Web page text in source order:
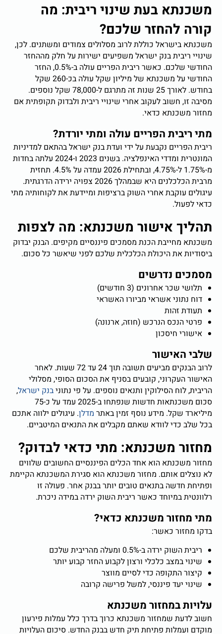
משכנתא בעת שינוי ריבית: מה
קורה להחזר שלכם?
משכנתא בישראל כוללת לרוב מסלולים צמודים ומשתנים. לכן,
שינויי ריבית בנק ישראל משפיעים ישירות על חלק מההחזר
החודשי שלכם. כאשר ריבית הפריים עולה ב-0.5%, החזר
החודשי על משכנתא של מיליון שקל עולה בכ-260 שקל
בחודש. לאורך 25 שנות זה מתרגם ל-78,000 שקל נוספים.
מסיבה זו, חשוב לעקוב אחרי שינויי ריבית ולבדוק תקופתית אם
מחזור משכנתא כדאי.
מתי ריבית הפריים עולה ומתי יורדת?
ריבית הפריים נקבעת על ידי ועדת בנק ישראל בהתאם למדיניות
המונטרית ומדדי האינפלציה. בשנים 2023 ו-2024 עלתה בחדות
מ-1.75% ל-4.75%, ובתחילת 2026 עמדה על 4.5%. תחזית
מרבית הכלכלנים היא שבמהלך 2026 צפויה ירידה הדרגתית.
עיגולים עוקבת אחרי השוק ברציפות ומיידעת את לקוחותיה מתי
כדאי לפעול.
תהליך אישור משכנתא: מה לצפות
משכנתא מחייבת הכנת מסמכים פיננסיים מקיפים. הבנק יבדוק
ביסודיות את היכולת הכלכלית שלכם לפני שיאשר כל סכום.
מסמכים נדרשים
תלושי שכר אחרונים (3 חודשים)
דוח נתוני אשראי מביורו האשראי
תעודת זהות
פרטי הנכס הנרכש (חוזה, ארנונה)
אישורי חיסכון
שלבי האישור
לרוב הבנקים מביעים תשובה תוך 24 עד 72 שעות. לאחר
האישור העקרוני, קובעים בסניף את הסכום הסופי, מסלולי
הריבית, לוח הסילוקין ותנאים נוספים. על פי נתוניבנק ישראל,
סכום משכנתאות חדשות שנפתחו ב-2025 עמד על כ-75
מיליארד שקל. מידע נוסף זמין באתר מדלן. עיגולים ילווה אתכם
בכל שלב כדי לוודא שאתם מקבלים את התנאים המיטביים.
מחזור משכנתא: מתי כדאי לבדוק?
מחזור משכנתא הוא אחד הכלים הפיננסיים החשובים שלווים
לא נוצלים אותם. מחזור משכנתא הוא סגירת המשכנתא הקיימת
ופתיחת חדשה בתנאים טובים יותר בבנק אחר. פעולה זו
רלוונטית במיוחד כאשר ריבית השוק ירדה במידה ניכרת.
מתי מחזור משכנתא כדאי?
בדקו מחזור כאשר:
ריבית השוק ירדה ב-0.5% ומעלה מהריבית שלכם
שינוי במצב כלכלי ורצון לקבוע החזר קבוע יותר
קיצור התקופה כדי לסיים מווצר
שינוי יעד פיננסי, למשל פרישה קרובה
עלויות במחזור משכנתא
חשוב לדעת שמחזור משכנתא כרוך בדרך כלל עמלות פירעון
מוקדם ועמלות פתיחת תיק חדש בבנק החדש. סיכום העלויות